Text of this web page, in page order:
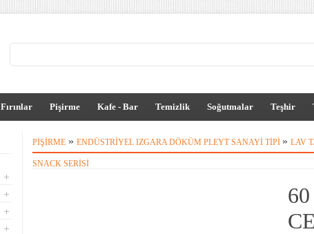
Fırınlar Pişirme Kafe - Bar Temizlik Soğutmalar Teşhir
PIŞIRME » ENDÜSTRIYEL IZGARA DÖKÜM PLEYT SANAYI TIPI » LAV
SNACK SERISI